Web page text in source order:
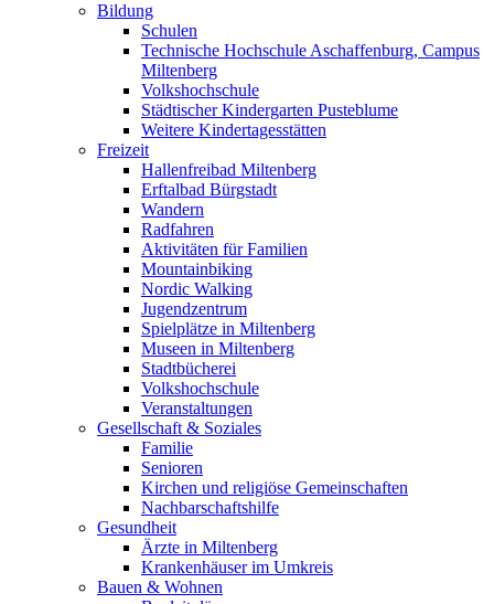
Bildung
Schulen
Technische Hochschule Aschaffenburg, Campus
Miltenberg
Volkshochschule
Städtischer Kindergarten Pusteblume
Weitere Kindertagesstätten
Freizeit
Hallenfreibad Miltenberg
Erftalbad Bürgstadt
Wandern
Radfahren
Aktivitäten für Familien
Mountainbiking
Nordic Walking
Jugendzentrum
Spielplätze in Miltenberg
Museen in Miltenberg
Stadtbücherei
Volkshochschule
Veranstaltungen
Gesellschaft & Soziales
Familie
Senioren
Kirchen und religiöse Gemeinschaften
Nachbarschaftshilfe
Gesundheit
Ärzte in Miltenberg
Krankenhäuser im Umkreis
Bauen & Wohnen